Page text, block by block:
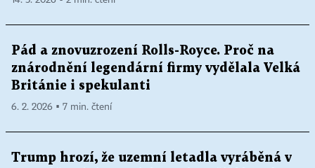
Pád a znovuzrození Rolls-Royce. Proč na
znárodnění legendární firmy vydělala Velká
Británie i spekulanti
6. 2. 2026 ▪ 7 min. čtení
Trump hrozí, že uzemní letadla vyráběná v